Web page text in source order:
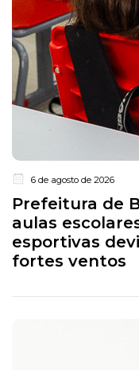
6 de agosto de 2026
Prefeitura de
aulas
esportivas
fortes ventos